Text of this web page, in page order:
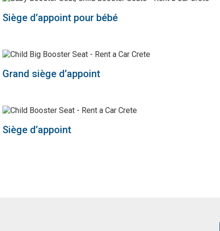
Siège d’appoint pour bébé
Grand siège d’appoint
Siège d’appoint